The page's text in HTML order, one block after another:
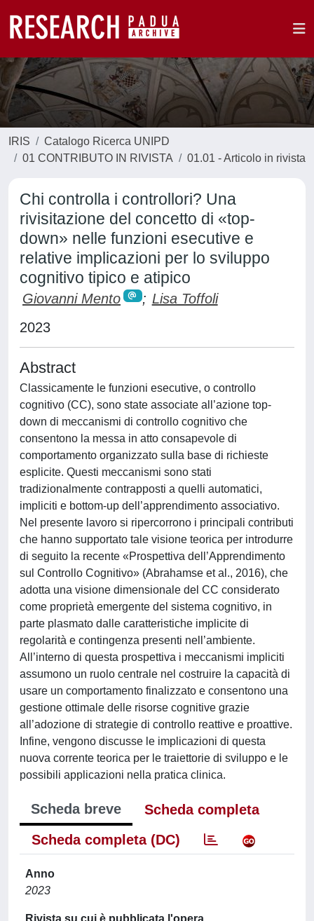
IRIS
Catalogo Ricerca UNIPD
01 CONTRIBUTO IN RIVISTA
01.01 - Articolo in rivista
Chi controlla i controllori? Una
rivisitazione del concetto di «top-
down» nelle funzioni esecutive e
relative implicazioni per lo sviluppo
cognitivo tipico e atipico
Giovanni Mento ; Lisa Toffoli
2023
Abstract
Classicamente le funzioni esecutive, o controllo
cognitivo (CC), sono state associate all’azione top-
down di meccanismi di controllo cognitivo che
consentono la messa in atto consapevole di
comportamento organizzato sulla base di richieste
esplicite. Questi meccanismi sono stati
tradizionalmente contrapposti a quelli automatici,
impliciti e bottom-up dell’apprendimento associativo.
Nel presente lavoro si ripercorrono i principali contributi
che hanno supportato tale visione teorica per introdurre
di seguito la recente «Prospettiva dell’Apprendimento
sul Controllo Cognitivo» (Abrahamse et al., 2016), che
adotta una visione dimensionale del CC considerato
come proprietà emergente del sistema cognitivo, in
parte plasmato dalle caratteristiche implicite di
regolarità e contingenza presenti nell’ambiente.
All’interno di questa prospettiva i meccanismi impliciti
assumono un ruolo centrale nel costruire la capacità di
usare un comportamento finalizzato e consentono una
gestione ottimale delle risorse cognitive grazie
all’adozione di strategie di controllo reattive e proattive.
Infine, vengono discusse le implicazioni di questa
nuova corrente teorica per le traiettorie di sviluppo e le
possibili applicazioni nella pratica clinica.
Scheda breve
Scheda completa
Scheda completa (DC)
Anno
2023
Rivista su cui è pubblicata l'opera